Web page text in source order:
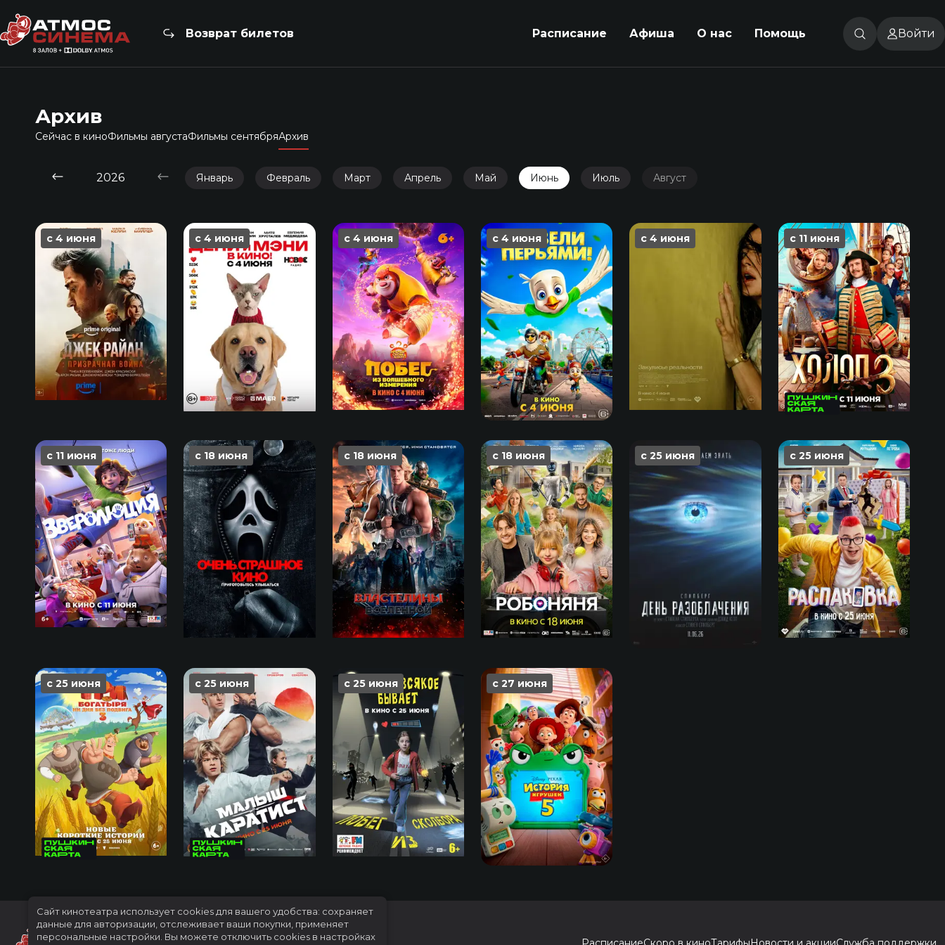
Возврат билетов Расписание Афиша О нас Помощь Войти
Архив
Сейчас в киноФильмы августаФильмы сентябряАрхив
2026 Январь Февраль Март Апрель Май Июнь Июль Август
с 4 июня с 4 июня с 4 июня с 4 июня с 4 июня с 11 июня
с 11 июня с 18 июня с 18 июня с 18 июня с 25 июня с 25 июня
с 25 июня с 25 июня с 25 июня с 27 июня
Сайт кинотеатра использует cookies для вашего удобства: сохраняет
данные для авторизации, отслеживает ваши покупки, применяет
персональные настройки. Вы можете отключить cookies в настройках